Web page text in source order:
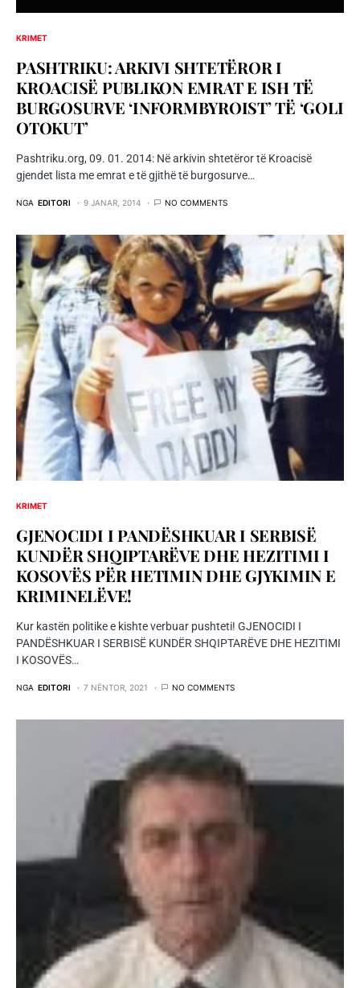
KRIMET
PASHTRIKU: ARKIVI SHTETËROR I
KROACISË PUBLIKON EMRAT E ISH TË
BURGOSURVE ‘INFORMBYROIST’ TË ‘GOLI
OTOKUT’
Pashtriku.org, 09. 01. 2014: Në arkivin shtetëror të Kroacisë
gjendet lista me emrat e të gjithë të burgosurve…
NGA EDITORI 9 JANAR, 2014 NO COMMENTS
KRIMET
GJENOCIDI I PANDËSHKUAR I SERBISË
KUNDËR SHQIPTARËVE DHE HEZITIMI I
KOSOVËS PËR HETIMIN DHE GJYKIMIN E
KRIMINELËVE!
Kur kastën politike e kishte verbuar pushteti! GJENOCIDI I
PANDËSHKUAR I SERBISË KUNDËR SHQIPTARËVE DHE HEZITIMI
I KOSOVËS…
NGA EDITORI 7 NËNTOR, 2021 NO COMMENTS